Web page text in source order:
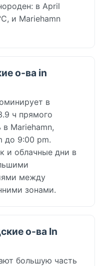
в April
и Mariehamn
о-ва in
в
ч прямого
Mariehamn,
до 9:00 pm.
и облачные дни в
между
зонами.
о-ва In
большую часть